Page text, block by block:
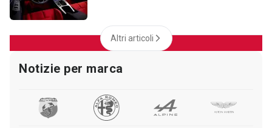
Altri articoli
Notizie per marca